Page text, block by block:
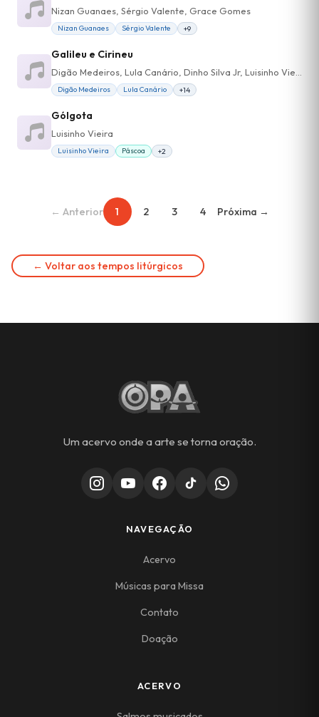
Nizan Guanaes, Sérgio Valente, Grace Gomes
Nizan Guanaes Sérgio Valente +9
Galileu e Cirineu
Digão Medeiros, Lula Canário, Dinho Silva Jr, Luisinho Vieira, Paulo Bazan, Albertão de Moura Ribeiro, Henrique Gonçalves, Anna Victória Pandjarjian, Felipe Campos, Rafael Ferrari
Digão Medeiros Lula Canário +14
Gólgota
Luisinho Vieira
Luisinho Vieira Páscoa +2
← Anterior 1 2 3 4 Próxima →
← Voltar aos tempos litúrgicos
Um acervo onde a arte se torna oração.
NAVEGAÇÃO
Acervo
Músicas para Missa
Contato
Doação
ACERVO